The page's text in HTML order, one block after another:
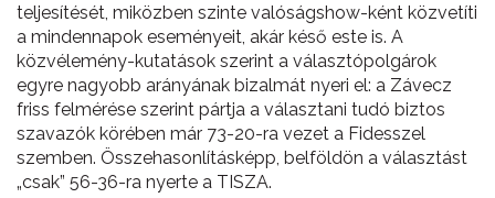
teljesítését, miközben szinte valóságshow-ként közvetíti
a mindennapok eseményeit, akár késő este is. A
közvélemény-kutatások szerint a választópolgárok
egyre nagyobb arányának bizalmát nyeri el: a Závecz
friss felmérése szerint pártja a választani tudó biztos
szavazók körében már 73-20-ra vezet a Fidesszel
szemben. Összehasonlításképp, belföldön a választást
„csak” 56-36-ra nyerte a TISZA.